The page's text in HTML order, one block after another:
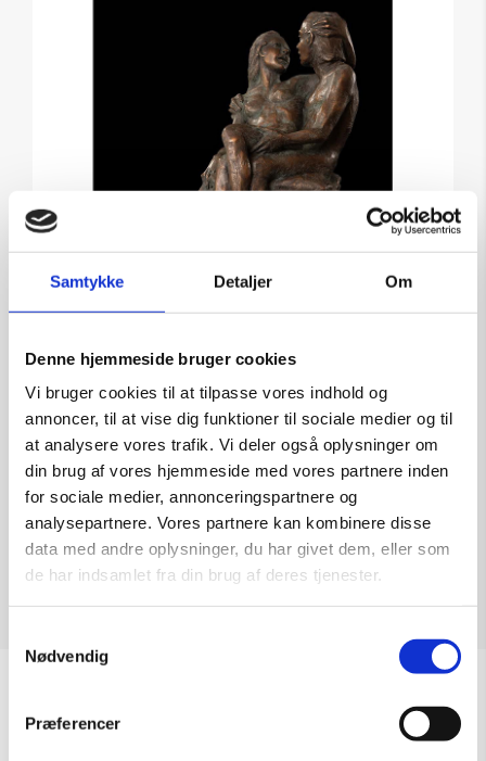
Samtykke Detaljer Om
Denne hjemmeside bruger cookies
Vi bruger cookies til at tilpasse vores indhold og
annoncer, til at vise dig funktioner til sociale medier og til
at analysere vores trafik. Vi deler også oplysninger om
din brug af vores hjemmeside med vores partnere inden
for sociale medier, annonceringspartnere og
analysepartnere. Vores partnere kan kombinere disse
data med andre oplysninger, du har givet dem, eller som
de har indsamlet fra din brug af deres tjenester.
Nødvendig
Præferencer
Skulptur af Leonardo Lucchi: Lovers
Kunstner: Leonardo Lucchi – skulptur
Størrelse: 32×22
Tilføj til kurv
OBS: Galleriet er lukket i uge 29